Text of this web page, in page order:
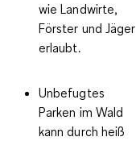
wie Landwirte,
Förster und Jäger
erlaubt.
Unbefugtes
Parken im Wald
kann durch heiß